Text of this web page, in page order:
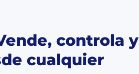
controla y
cualquier